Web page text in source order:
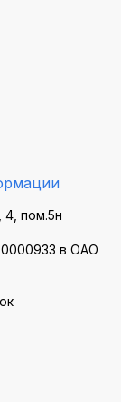
4, пом.5н
в ОАО